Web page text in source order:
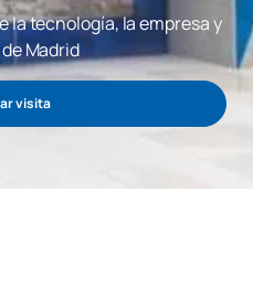
la tecnología, la empresa y
Madrid
visita